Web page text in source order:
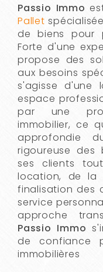
Passio Immo
Pallet
de biens pour
Forte d'une
propose des
aux besoins
s'agisse d'une
espace
par une
immobilier, ce
approfondie
rigoureuse des
ses clients
location, de la
finalisation des
service
approche
Passio Immo
de confiance
immobilières